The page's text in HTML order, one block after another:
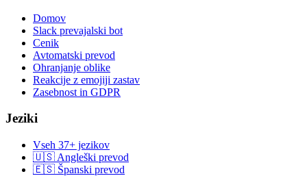
Domov
Slack prevajalski bot
Cenik
Avtomatski prevod
Ohranjanje oblike
Reakcije z emojiji zastav
Zasebnost in GDPR
Jeziki
Vseh 37+ jezikov
🇺🇸 Angleški prevod
🇪🇸 Španski prevod